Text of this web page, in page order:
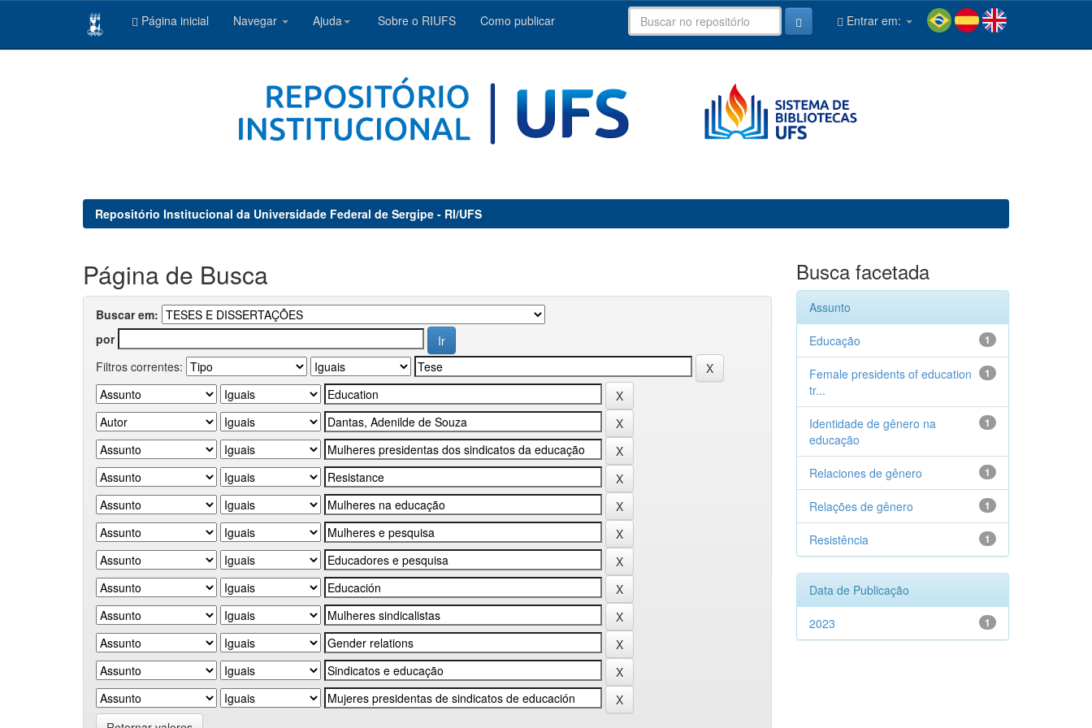
Página inicial Navegar Ajuda Sobre o RIUFS Como publicar Entrar em:
Repositório Institucional da Universidade Federal de Sergipe - RI/UFS
Página de Busca
Buscar em:
por
Filtros correntes:
Busca facetada
Assunto
1
Educação
1
Female presidents of education
tr...
1
Identidade de gênero na
educação
1
Relaciones de gênero
1
Relações de gênero
1
Resistência
Data de Publicação
1
2023